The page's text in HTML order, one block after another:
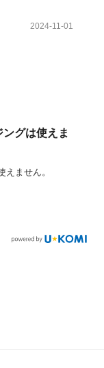
2024-11-01
グは使えま
ません。